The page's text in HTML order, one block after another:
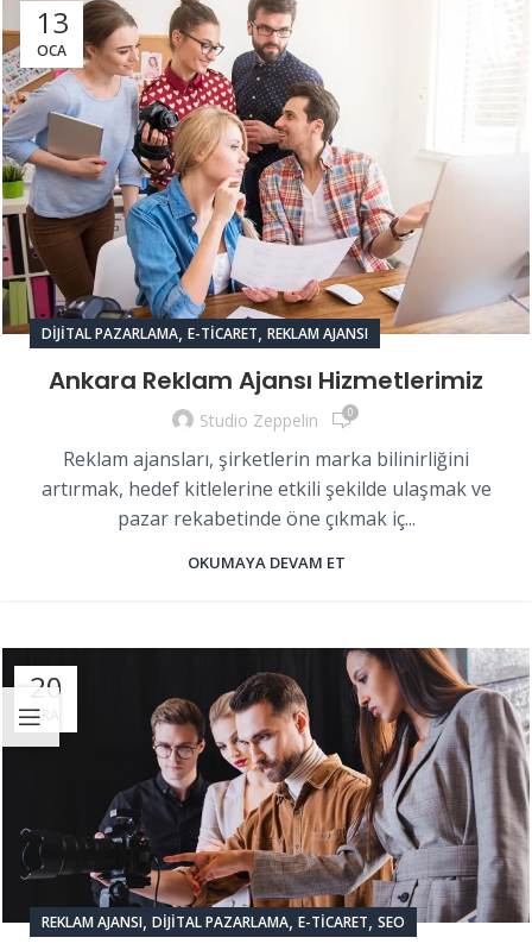
13
OCA
DIJITAL PAZARLAMA, E-TICARET, REKLAM AJANSI
Ankara Reklam Ajansı Hizmetlerimiz
Studio Zeppelin 0
Reklam ajansları, şirketlerin marka bilinirliğini
artırmak, hedef kitlelerine etkili şekilde ulaşmak ve
pazar rekabetinde öne çıkmak iç...
OKUMAYA DEVAM ET
20
ARA
REKLAM AJANSI, DIJITAL PAZARLAMA, E-TICARET, SEO